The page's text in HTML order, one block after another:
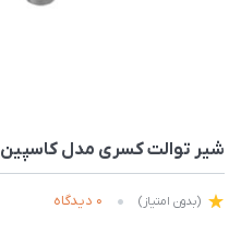
شیر توالت کسری مدل کاسپین
(بدون امتیاز) 0 دیدگاه